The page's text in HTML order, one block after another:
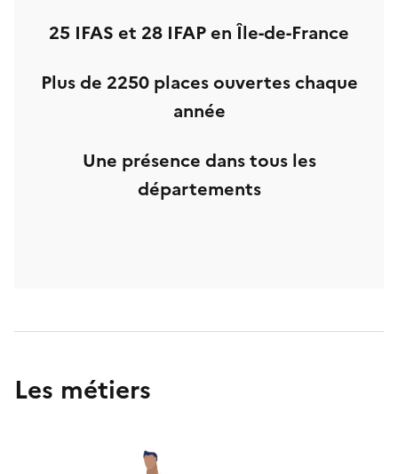
25 IFAS et 28 IFAPen Île-de-France
Plus de 2250 places ouvertes chaque
année
Une présence dans tous les
départements
Les métiers